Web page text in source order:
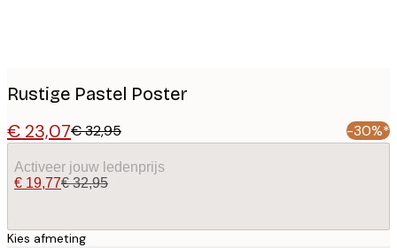
Rustige Pastel Poster
€ 23,07€ 32,95 -30%*
Activeer jouw ledenprijs
€ 19,77€ 32,95
Kies afmeting